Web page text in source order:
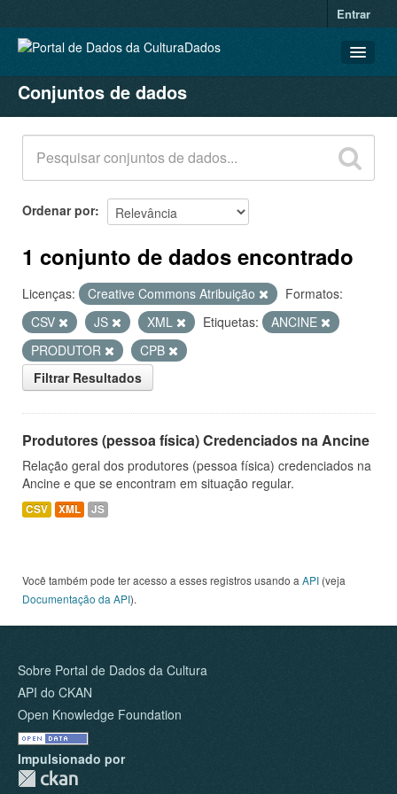
Entrar
CONJUNTOS DE DADOS
ORGANIZAÇÕES
GRUPOS
SOBRE
Conjuntos de dados
Ordenar por
1 conjunto de dados encontrado
Licenças: Creative Commons Atribuição
Formatos:
CSV
JS XML Etiquetas:
ANCINE
PRODUTOR
CPB
Filtrar Resultados
Produtores (pessoa física) Credenciados na Ancine
Relação geral dos produtores (pessoa física) credenciados na
Ancine e que se encontram em situação regular.
CSV XML JS
Você também pode ter acesso a esses registros usando a API (veja
Documentação da API).
Sobre Portal de Dados da Cultura
API do CKAN
Open Knowledge Foundation
Impulsionado por